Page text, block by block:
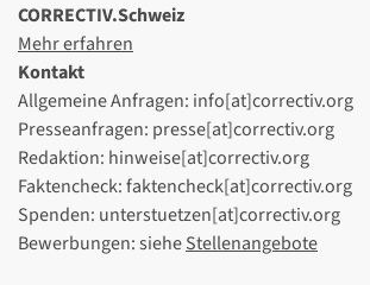
CORRECTIV.Schweiz
Mehr erfahren
Kontakt
Allgemeine Anfragen: info[at]correctiv.org
Presseanfragen: presse[at]correctiv.org
Redaktion: hinweise[at]correctiv.org
Faktencheck: faktencheck[at]correctiv.org
Spenden: unterstuetzen[at]correctiv.org
Bewerbungen: sieheStellenangebote